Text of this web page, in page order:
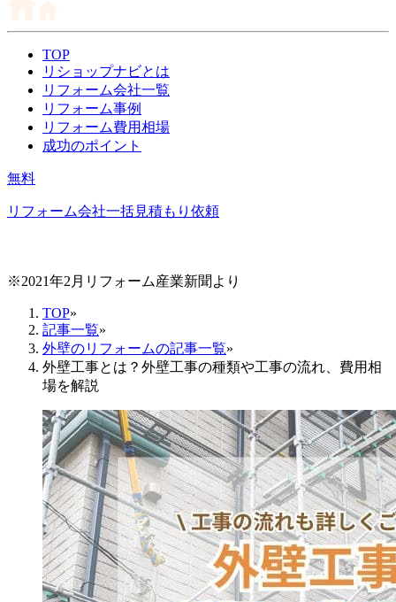
TOP
リショップナビとは
リフォーム会社一覧
リフォーム事例
リフォーム費用相場
成功のポイント
無料
リフォーム会社一括見積もり依頼
※2021年2月リフォーム産業新聞より
TOP»
記事一覧»
外壁のリフォームの記事一覧»
外壁工事とは？外壁工事の種類や工事の流れ、費用相
場を解説